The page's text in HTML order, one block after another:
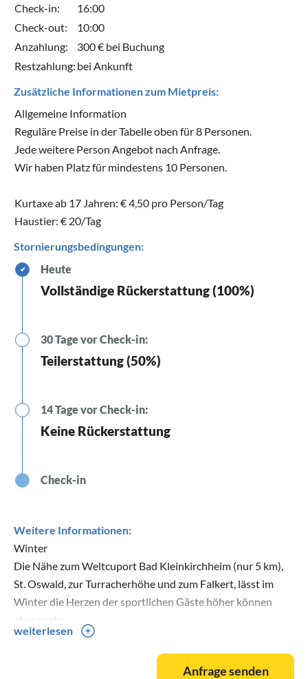
Check-in:
16:00
Check-out:
10:00
Anzahlung:
300 € bei Buchung
Restzahlung: bei Ankunft
Zusätzliche Informationen zum Mietpreis:
Allgemeine Information
Reguläre Preise in der Tabelle oben für 8 Personen.
Jede weitere Person Angebot nach Anfrage.
Wir haben Platz für mindestens 10 Personen.
Kurtaxe ab 17 Jahren: € 4,50 pro Person/Tag
Haustier: € 20/Tag
Stornierungsbedingungen:
✔ Heute
Vollständige Rückerstattung (100%)
30 Tage vor Check-in:
Teilerstattung (50%)
14 Tage vor Check-in:
Keine Rückerstattung
Check-in
Weitere Informationen:
Winter
Die Nähe zum Weltcuport Bad Kleinkirchheim (nur 5 km),
St. Oswald, zur Turracherhöhe und zum Falkert, lässt im
Winter die Herzen der sportlichen Gäste höher können
aber auch:
Pferdekutschen fahren
weiterlesen
Anfrage senden